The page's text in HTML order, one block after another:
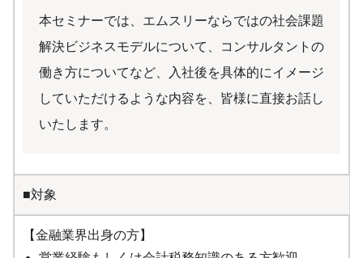
本セミナーでは、エムスリーならではの社会課題
解決ビジネスモデルについて、コンサルタントの
働き方についてなど、入社後を具体的にイメージ
していただけるような内容を、皆様に直接お話し
いたします。
■対象
【金融業界出身の方】